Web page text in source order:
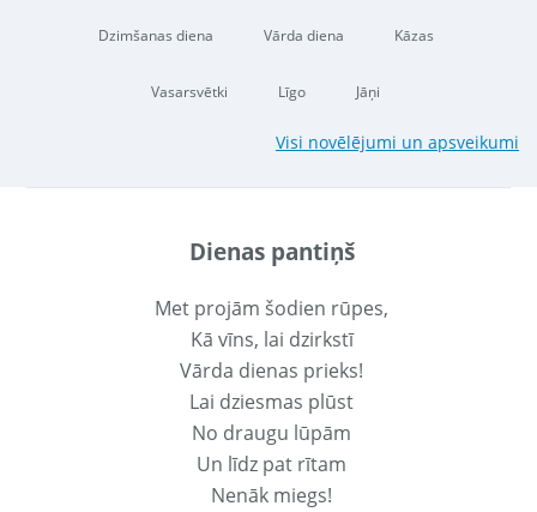
Dzimšanas diena Vārda diena Kāzas
Vasarsvētki Līgo Jāņi
Visi novēlējumi un apsveikumi
Dienas pantiņš
Met projām šodien rūpes,
Kā vīns, lai dzirkstī
Vārda dienas prieks!
Lai dziesmas plūst
No draugu lūpām
Un līdz pat rītam
Nenāk miegs!